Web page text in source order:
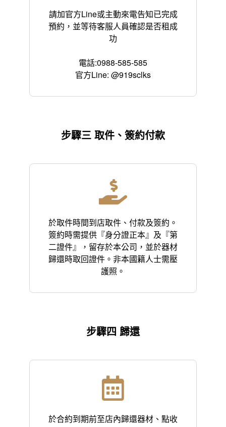
請加官方Line或主動來電告知已完成
預約，並等待客服人員確認是否租成
功
電話:0988-585-585
官方Line: @919sclks
步驟三 取件、簽約付款
於取件時間到店取件、付款及簽約。
簽約時需提供『身分證正本』及『第
二證件』，留存於本公司，並於器材
歸還時取回證件。非本國籍人士需壓
護照。
步驟四 歸還
於合約到期前至店內歸還器材、點收